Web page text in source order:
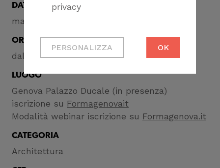
privacy
Cookie tecnici
Necessari per
sito
Cookie di profilazione
PERSONALIZZA OK
DATA
martedì 28 novembre 2023
ORA
dalle ore 18:00
LUOGO
Genova Palazzo Ducale (in presenza)
iscrizione su Formagenovait
Modalità webinar iscrizione su Formagenova.it
CATEGORIA
Architettura